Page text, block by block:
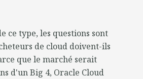
ce type, les questions sont
de cloud doivent-ils
que le marché serait
d'un Big 4, Oracle Cloud